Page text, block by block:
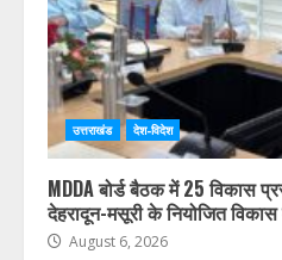
उत्तराखंड देश-विदेश
MDDA बोर्ड बैठक में 25 विकास
देहरादून-मसूरी के नियोजित विकास
August 6, 2026